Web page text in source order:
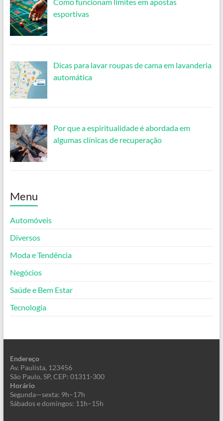
esportivas
Dicas para lavar roupas de cama em lavanderia
automática
Por que a espiritualidade é abordada em
algumas clínicas de recuperação
Menu
Automóveis
Diversos
Moda e Tendência
Negócios
Saúde e Bem Estar
Tecnologia
Endereço
Av. Paulista, 123456
São Paulo, SP, CEP: 01311-300
Horário
Segunda—sexta: 9h–17h
Sábados e domingos: 11h–15h